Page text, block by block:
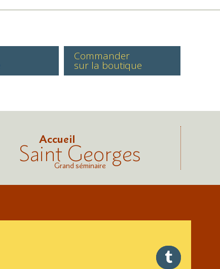
Commander
sur la boutique
Accueil
Saint Georges
Grand séminaire
twitter